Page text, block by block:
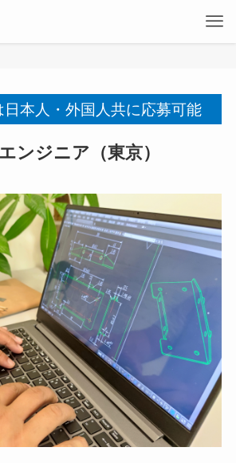
本人・外国人共に応募可能
ンジニア（東京）